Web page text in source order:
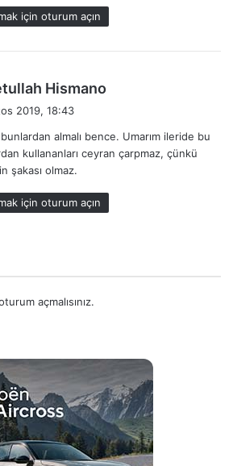
i
:
için oturum açın
Hismano
i
k
:
2019, 18:43
almalı bence. Umarım ileride bu
kullananları ceyran çarpmaz, çünkü
şakası olmaz.
için oturum açın
açmalısınız.